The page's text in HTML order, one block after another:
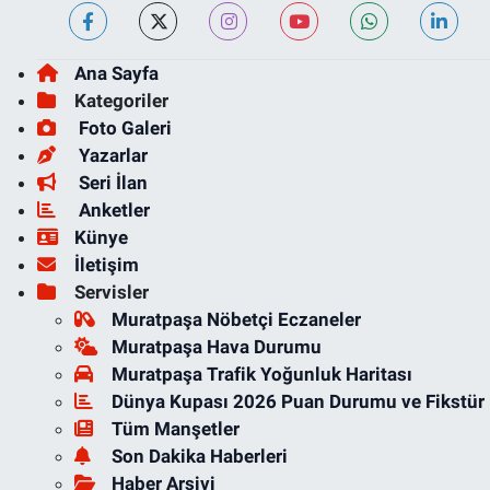
Ana Sayfa
Kategoriler
Foto Galeri
Yazarlar
Seri İlan
Anketler
Künye
İletişim
Servisler
Muratpaşa Nöbetçi Eczaneler
Muratpaşa Hava Durumu
Muratpaşa Trafik Yoğunluk Haritası
Dünya Kupası 2026 Puan Durumu ve Fikstür
Tüm Manşetler
Son Dakika Haberleri
Haber Arşivi